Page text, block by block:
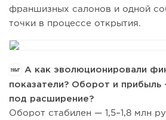
франшизных салонов и одной
точки в процессе открытия.
А как эволюционировали
показатели? Оборот и прибыль
под расширение?
Оборот стабилен — 1,5–1,8 млн